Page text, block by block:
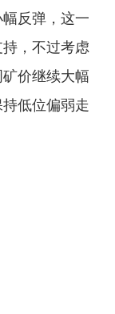
反弹，这一
，不过考虑
价继续大幅
低位偏弱走